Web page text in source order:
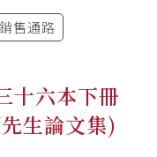
銷售通路
十六本下冊
生論文集)